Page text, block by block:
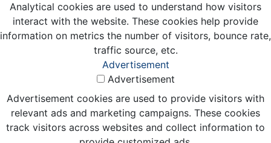
Analytical cookies are used to understand how visitors
interact with the website. These cookies help provide
information on metrics the number of visitors, bounce rate,
traffic source, etc.
Advertisement
Advertisement
Advertisement cookies are used to provide visitors with
relevant ads and marketing campaigns. These cookies
track visitors across websites and collect information to